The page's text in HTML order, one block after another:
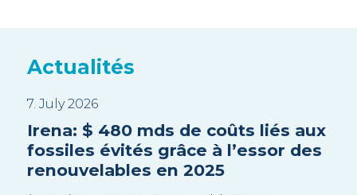
Actualités
7. July 2026
Irena: $ 480 mds de coûts liés aux
fossiles évités grâce à l’essor des
renouvelables en 2025